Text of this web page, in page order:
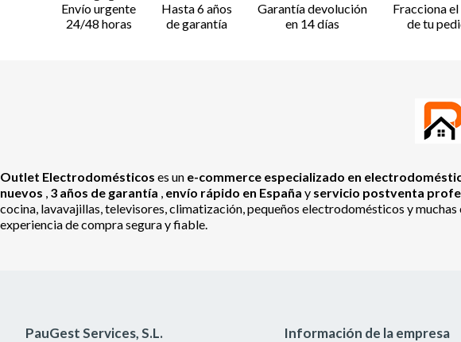
Envío urgente
24/48 horas
Hasta 6 años
de garantía
Garantía devolución
en 14 días
Fracciona
de tu
Outlet Electrodomésticos es un e-commerce especializado en
nuevos , 3 años de garantía , envío rápido en España y servicio postventa
cocina, lavavajillas, televisores, climatización, pequeños electrodomésticos y muchas
experiencia de compra segura y fiable.
PauGest Services, S.L. Información de la empresa